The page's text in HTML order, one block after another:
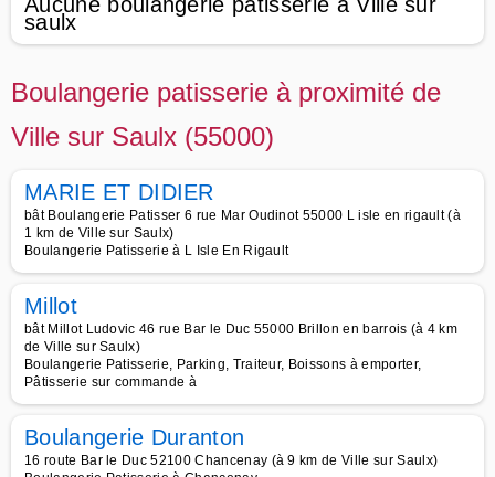
saulx
Boulangerie patisserie à proximité de
Ville sur Saulx (55000)
MARIE ET DIDIER
bât Boulangerie Patisser 6 rue Mar Oudinot 55000 L isle en rigault (à
1 km de Ville sur Saulx)
Boulangerie Patisserie à L Isle En Rigault
Millot
bât Millot Ludovic 46 rue Bar le Duc 55000 Brillon en barrois (à 4 km
de Ville sur Saulx)
Boulangerie Patisserie, Parking, Traiteur, Boissons à emporter,
Pâtisserie sur commande à
Boulangerie Duranton
16 route Bar le Duc 52100 Chancenay (à 9 km de Ville sur Saulx)